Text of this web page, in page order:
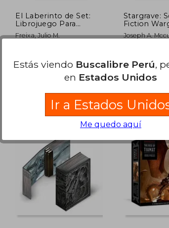
El Laberinto de Set:
Librojuego Para
Adultos
Freixa, Julio M.
Tapa Blanda, Nuevo
55%
dcto.
S/ 218,55
S/ 98,35
Stargrave:
Fiction
the
(en Inglés)
Joseph A.
Dura, Nuevo
Estás viendo Buscalibre Perú,
en Estados Unidos
Ir a Estados
Me quedo aquí